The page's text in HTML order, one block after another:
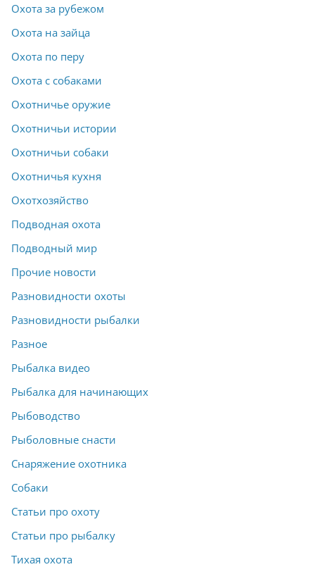
Охота за рубежом
Охота на зайца
Охота по перу
Охота с собаками
Охотничье оружие
Охотничьи истории
Охотничьи собаки
Охотничья кухня
Охотхозяйство
Подводная охота
Подводный мир
Прочие новости
Разновидности охоты
Разновидности рыбалки
Разное
Рыбалка видео
Рыбалка для начинающих
Рыбоводство
Рыболовные снасти
Снаряжение охотника
Собаки
Статьи про охоту
Статьи про рыбалку
Тихая охота